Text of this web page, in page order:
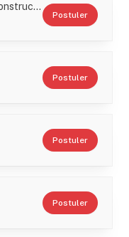
Dessinateur·trice – Département Construction · Ronveaux
Postuler
Postuler
Postuler
Postuler